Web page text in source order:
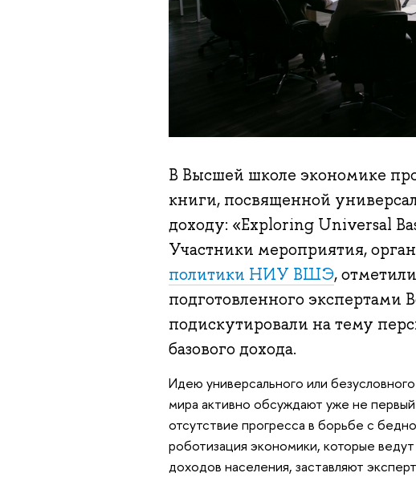
В Высшей школе экономике
книги, посвященной
доходу: «Exploring Universal
Участники мероприятия,
политики НИУ ВШЭ,
подготовленного экспертами
подискутировали на тему
базового дохода.
Идею универсального или
мира активно обсуждают уже не
отсутствие прогресса в борьбе с
роботизация экономики, которые
доходов населения, заставляют